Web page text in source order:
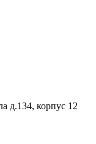
д.134, корпус 12